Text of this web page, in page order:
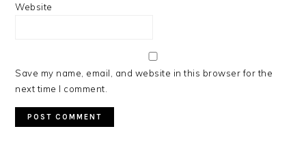
Website
Save my name, email, and website in this browser for the
next time I comment.